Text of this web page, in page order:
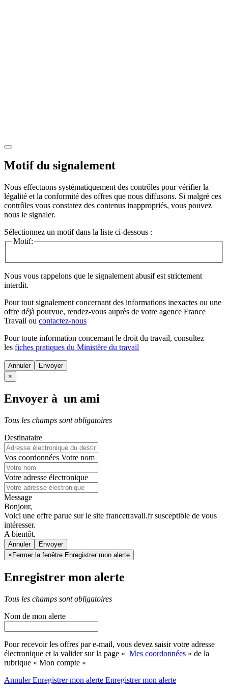
Motif du signalement
Nous effectuons systématiquement des contrôles pour vérifier la
légalité et la conformité des offres que nous diffusons. Si malgré ces
contrôles vous constatez des contenus inappropriés, vous pouvez
nous le signaler.
Sélectionnez un motif dans la liste ci-dessous :
Motif:
Nous vous rappelons que le signalement abusif est strictement
interdit.
Pour tout signalement concernant des informations inexactes ou une
offre déjà pourvue, rendez-vous auprès de votre agence France
Travail ou contactez-nous
Pour toute information concernant le droit du travail, consultez
les fiches pratiques du Ministère du travail
Annuler
×
Envoyer à un ami
Tous les champs sont obligatoires
Destinataire
Vos coordonnées Votre nom
Votre adresse électronique
Message
Bonjour,
Voici une offre parue sur le site francetravail.fr susceptible de vous
intéresser.
A bientôt.
Annuler
× Fermer la fenêtre Enregistrer mon alerte
Enregistrer mon alerte
Tous les champs sont obligatoires
Nom de mon alerte
Pour recevoir les offres par e-mail, vous devez saisir votre adresse
électronique et la valider sur la page « Mes coordonnées » de la
rubrique « Mon compte »
AnnulerEnregistrer mon alerte Enregistrermon alerte